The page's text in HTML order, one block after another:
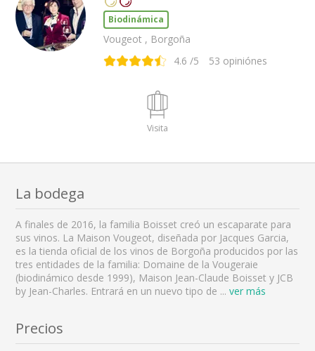
Biodinámica
Vougeot , Borgoña
4.6 /5 53 opiniónes
Visita
La bodega
A finales de 2016, la familia Boisset creó un escaparate para
sus vinos. La Maison Vougeot, diseñada por Jacques Garcia,
es la tienda oficial de los vinos de Borgoña producidos por las
tres entidades de la familia: Domaine de la Vougeraie
(biodinámico desde 1999), Maison Jean-Claude Boisset y JCB
by Jean-Charles. Entrará en un nuevo tipo de ... ver más
Precios